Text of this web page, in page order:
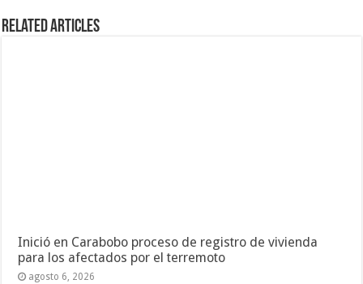
Related Articles
Inició en Carabobo proceso de registro de vivienda
para los afectados por el terremoto
agosto 6, 2026